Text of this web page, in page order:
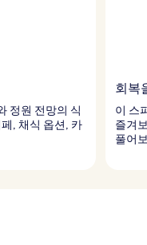
정원 전망의 식
, 채식 옵션, 카
회복
이 스
즐겨
풀어